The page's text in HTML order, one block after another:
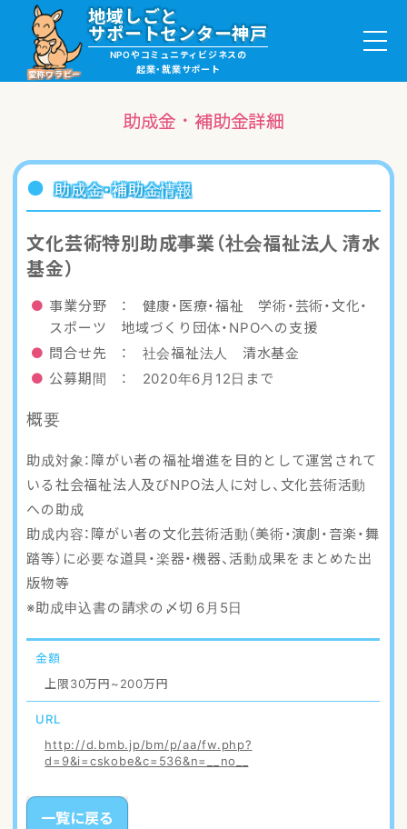
愛称ワラビー
地域しごと
サポートセンター神戸
NPOやコミュニティビジネスの
起業・就業サポート
就職・ボランティア情報
助成金・補助金情報
ワラビーについて
ご登録・お問い合わせ
助成金・補助金詳細
助成金・補助金情報
文化芸術特別助成事業（社会福祉法人 清水
基金）
事業分野 ： 健康・医療・福祉 学術・芸術・文化・
スポーツ 地域づくり団体・NPOへの支援
問合せ先 ： 社会福祉法人 清水基金
公募期間 ： 2020年6月12日まで
概要
助成対象：障がい者の福祉増進を目的として運営されて
いる社会福祉法人及びNPO法人に対し、文化芸術活動
への助成
助成内容：障がい者の文化芸術活動（美術・演劇・音楽・舞
踏等）に必要な道具・楽器・機器、活動成果をまとめた出
版物等
※助成申込書の請求の〆切 6月5日
金額
上限30万円~200万円
URL
http://d.bmb.jp/bm/p/aa/fw.php?
d=9&i=cskobe&c=536&n=__no__
一覧に戻る